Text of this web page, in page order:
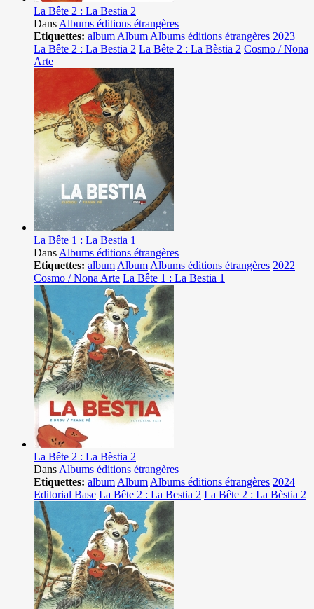
La Bête 2 : La Bestia 2
Dans Albums éditions étrangères
Etiquettes: album Album Albums éditions étrangères 2023
La Bête 2 : La Bestia 2 La Bête 2 : La Bèstia 2 Cosmo / Nona
Arte
La Bête 1 : La Bestia 1
Dans Albums éditions étrangères
Etiquettes: album Album Albums éditions étrangères 2022
Cosmo / Nona Arte La Bête 1 : La Bestia 1
La Bête 2 : La Bèstia 2
Dans Albums éditions étrangères
Etiquettes: album Album Albums éditions étrangères 2024
Editorial Base La Bête 2 : La Bestia 2 La Bête 2 : La Bèstia 2